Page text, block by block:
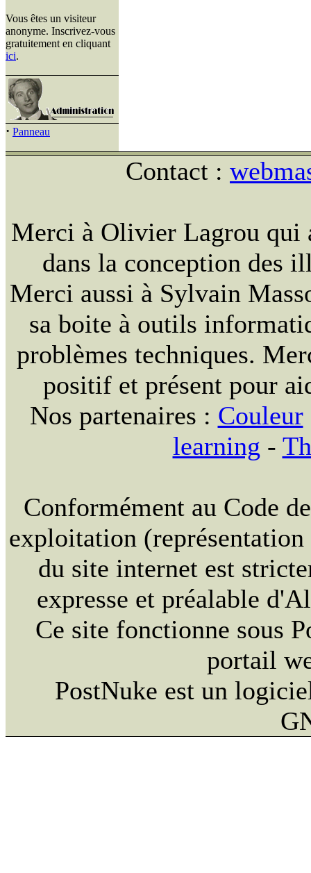
Vous êtes un visiteur
anonyme. Inscrivez-vous
gratuitement en cliquant
ici.
· Panneau
Contact :
Merci à Olivier Lagrou qui
dans la conception des
Merci aussi à Sylvain
sa boite à outils
problèmes techniques.
positif et présent pour
Nos partenaires : Couleur
learning -
Conformément au Code
exploitation
du site internet est
expresse et préalable
Ce site fonctionne sous
portail
PostNuke est un